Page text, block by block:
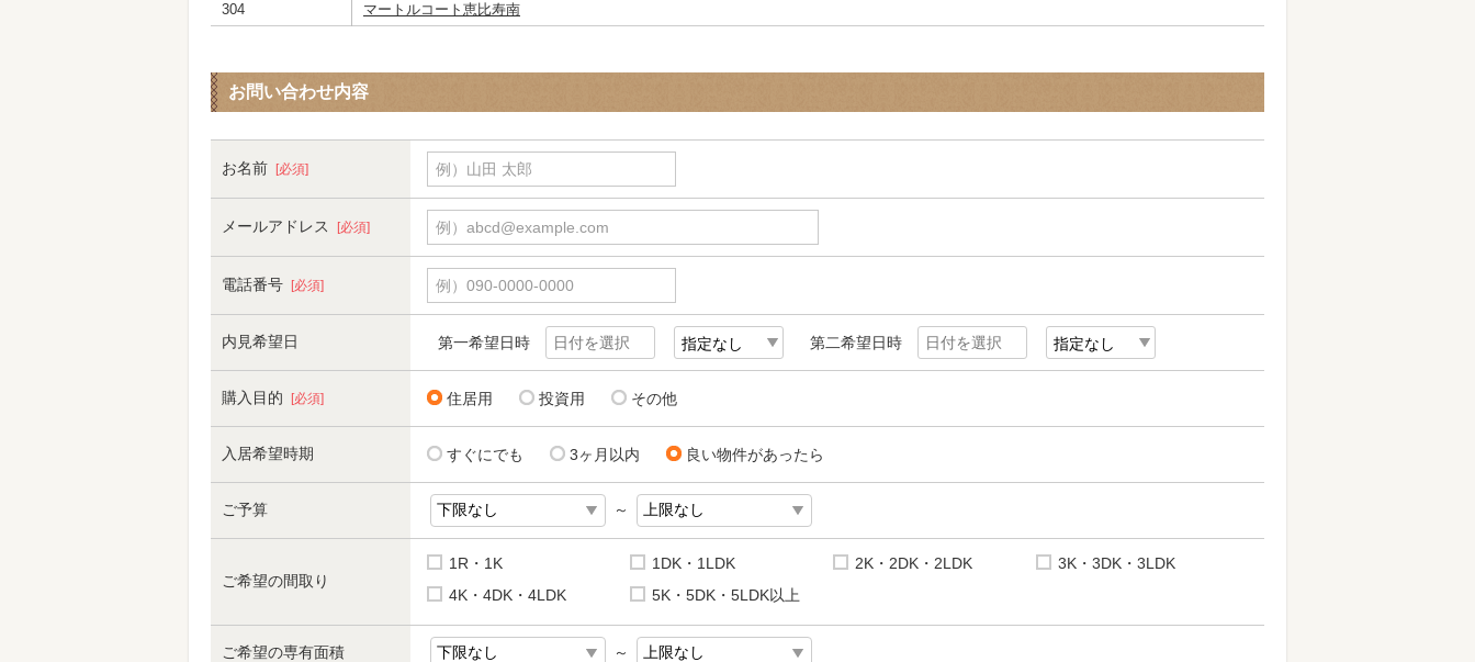
304
マートルコート恵比寿南
お問い合わせ内容
お名前 [必須] 例）山田 太郎
メールアドレス [必須] 例）abcd@example.com
電話番号 [必須] 例）090-0000-0000
内見希望日 第一希望日時 第二希望日時
購入目的 [必須] 住居用 投資用 その他
入居希望時期 すぐにでも 3ヶ月以内 良い物件があったら
ご予算 ～
ご希望の間取り
1R・1K 1DK・1LDK 2K・2DK・2LDK
3K・3DK・3LDK
4K・4DK・4LDK
5K・5DK・5LDK以上
ご希望の専有面積 ～